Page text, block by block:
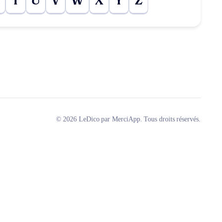
© 2026 LeDico par MerciApp. Tous droits réservés.